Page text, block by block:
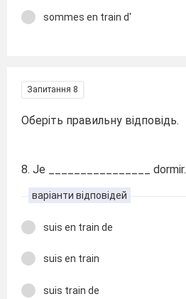
sommes en train d'
Запитання 8
Оберіть правильну відповідь.
8. Je ________________ dormir.
варіанти відповідей
suis en train de
suis en train
suis train de